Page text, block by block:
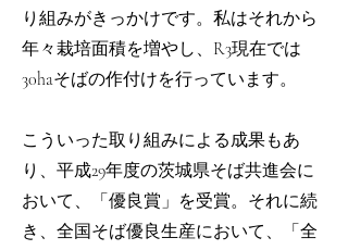
り組みがきっかけです。私はそれから
年々栽培面積を増やし、R3現在では
30haそばの作付けを行っています。
こういった取り組みによる成果もあ
り、平成29年度の茨城県そば共進会に
おいて、「優良賞」を受賞。それに続
き、全国そば優良生産において、「全